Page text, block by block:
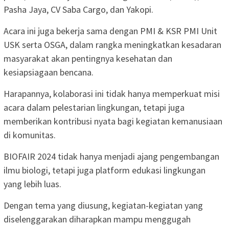
Pasha Jaya, CV Saba Cargo, dan Yakopi.
Acara ini juga bekerja sama dengan PMI & KSR PMI Unit
USK serta OSGA, dalam rangka meningkatkan kesadaran
masyarakat akan pentingnya kesehatan dan
kesiapsiagaan bencana.
Harapannya, kolaborasi ini tidak hanya memperkuat misi
acara dalam pelestarian lingkungan, tetapi juga
memberikan kontribusi nyata bagi kegiatan kemanusiaan
di komunitas.
BIOFAIR 2024 tidak hanya menjadi ajang pengembangan
ilmu biologi, tetapi juga platform edukasi lingkungan
yang lebih luas.
Dengan tema yang diusung, kegiatan-kegiatan yang
diselenggarakan diharapkan mampu menggugah